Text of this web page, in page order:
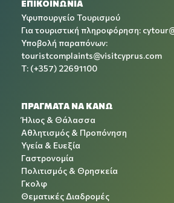
ΕΠΙΚΟΙΝΩΝΙΑ
Υφυπουργείο Τουρισμού
Για τουριστική πληροφόρηση:
Υποβολή παραπόνων:
touristcomplaints@visitcyprus.com
T: (+357) 22691100
ΠΡΑΓΜΑΤΑ ΝΑ ΚΑΝΩ
Ήλιος & Θάλασσα
Αθλητισμός & Προπόνηση
Υγεία & Ευεξία
Γαστρονομία
Πολιτισμός & Θρησκεία
Γκολφ
Θεματικές Διαδρομές